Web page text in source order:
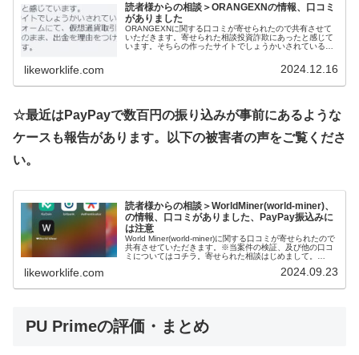
読者様からの相談＞ORANGEXNの情報、口コミ
がありました
ORANGEXNに関する口コミが寄せられたので共有させて
いただきます。寄せられた相談投資詐欺にあったと感じて
います。そちらの作ったサイトでしょうかいされている
likeworklife.com 2024.12.16
☆最近はPayPayで数百円の振り込みが事前にあるような
ケースも報告があります。以下の被害者の声をご覧くださ
い。
読者様からの相談＞WorldMiner(world-miner)、
の情報、口コミがありました、PayPay振込みに
は注意
World Miner(world-miner)に関する口コミが寄せられたので
共有させていただきます。※当案件の検証、及び他の口コ
ミについてはコチラ。寄せられた相談はじめまして。
likeworklife.com 2024.09.23
PU Primeの評価・まとめ